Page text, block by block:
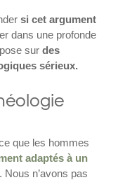
si cet argument
dans une profonde
sur des
sérieux.
que les hommes
adaptés à un
. Nous n’avons pas